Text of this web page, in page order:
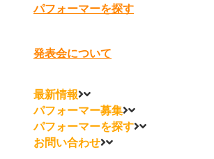
パフォーマーを探す
発表会について
最新情報
パフォーマー募集
パフォーマーを探す
お問い合わせ